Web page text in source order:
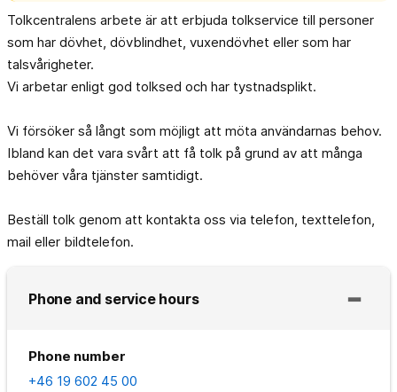
Tolkcentralens arbete är att erbjuda tolkservice till personer
som har dövhet, dövblindhet, vuxendövhet eller som har
talsvårigheter.
Vi arbetar enligt god tolksed och har tystnadsplikt.
Vi försöker så långt som möjligt att möta användarnas behov.
Ibland kan det vara svårt att få tolk på grund av att många
behöver våra tjänster samtidigt.
Beställ tolk genom att kontakta oss via telefon, texttelefon,
mail eller bildtelefon.
Phone and service hours
Phone number
+46 19 602 45 00